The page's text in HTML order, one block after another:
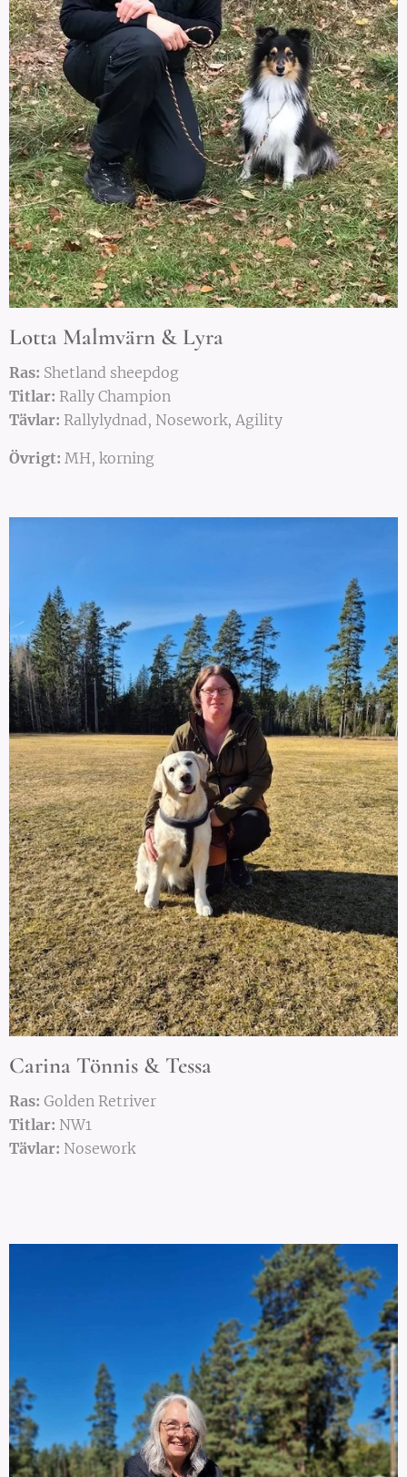
Lotta Malmvärn & Lyra
Ras: Shetland sheepdog
Titlar: Rally Champion
Tävlar: Rallylydnad, Nosework, Agility
Övrigt: MH, korning
Carina Tönnis & Tessa
Ras: Golden Retriver
Titlar: NW1
Tävlar: Nosework